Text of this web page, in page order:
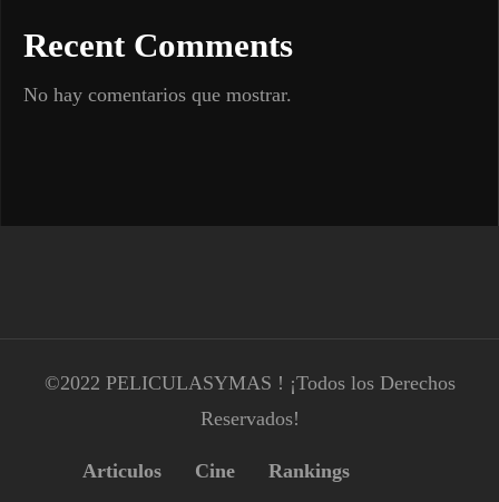
Recent Comments
No hay comentarios que mostrar.
©2022 PELICULASYMAS ! ¡Todos los Derechos
Reservados!
Articulos Cine Rankings